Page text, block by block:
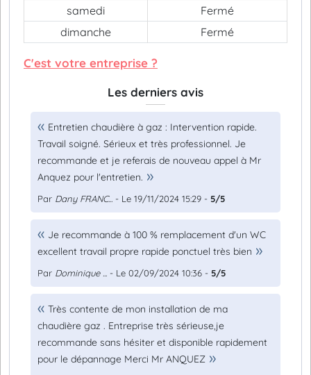
samedi
Fermé
dimanche
Fermé
C'est votre entreprise ?
Les derniers avis
Entretien chaudière à gaz : Intervention rapide.
Travail soigné. Sérieux et très professionnel. Je
recommande et je referais de nouveau appel à Mr
Anquez pour l'entretien.
Par Dany FRANC... - Le 19/11/2024 15:29 - 5/5
Je recommande à 100 % remplacement d'un WC
excellent travail propre rapide ponctuel très bien
Par Dominique ... - Le 02/09/2024 10:36 - 5/5
Très contente de mon installation de ma
chaudière gaz . Entreprise très sérieuse,je
recommande sans hésiter et disponible rapidement
pour le dépannage Merci Mr ANQUEZ